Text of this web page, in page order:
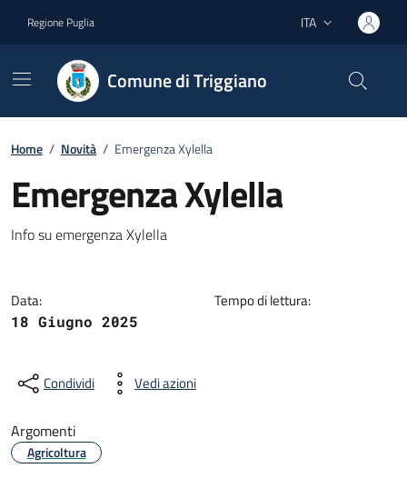
Regione Puglia Lingua attiva:
ITA
Comune di Triggiano
Home / Novità / Emergenza Xylella
Emergenza Xylella
Dettagli della notizia
Info su emergenza Xylella
Data:
18 Giugno 2025
Tempo di lettura:
Condividi Vedi azioni
Argomenti
Agricoltura